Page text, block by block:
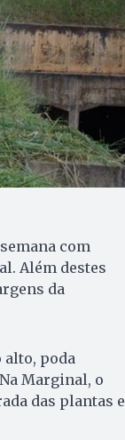
com
Além destes
da
alto, poda
Marginal, o
das plantas e